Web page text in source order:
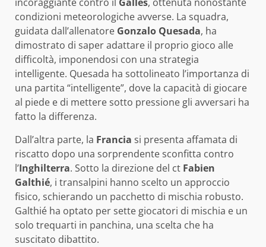
condizioni meteorologiche avverse. La squadra,
guidata dall’allenatore Gonzalo Quesada, ha
dimostrato di saper adattare il proprio gioco alle
difficoltà, imponendosi con una strategia
intelligente. Quesada ha sottolineato l’importanza di
una partita “intelligente”, dove la capacità di giocare
al piede e di mettere sotto pressione gli avversari ha
fatto la differenza.
Dall’altra parte, la Francia si presenta affamata di
riscatto dopo una sorprendente sconfitta contro
l’Inghilterra. Sotto la direzione del ct Fabien
Galthié, i transalpini hanno scelto un approccio
fisico, schierando un pacchetto di mischia robusto.
Galthié ha optato per sette giocatori di mischia e un
solo trequarti in panchina, una scelta che ha
suscitato dibattito.